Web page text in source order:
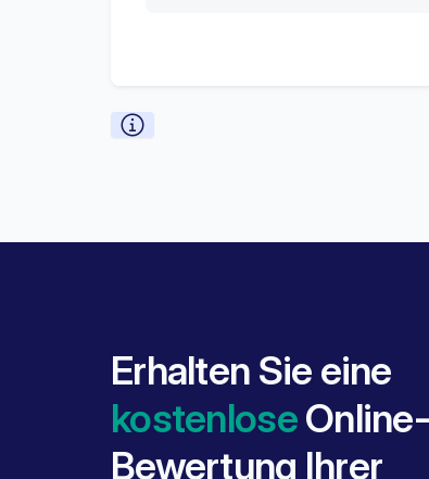
Erhalten Sie eine
kostenloseOnline-
Bewertung Ihrer